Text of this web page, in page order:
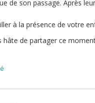
de son passage. Après
à la présence de votre
hâte de partager ce